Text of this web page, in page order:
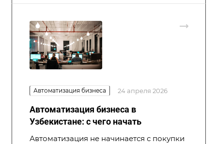
Автоматизация бизнеса 24 апреля 2026
Автоматизация бизнеса в
Узбекистане: с чего начать
Автоматизация не начинается с покупки